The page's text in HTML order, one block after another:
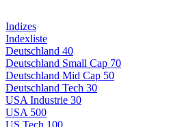
Indizes
Indexliste
Deutschland 40
Deutschland Small Cap 70
Deutschland Mid Cap 50
Deutschland Tech 30
USA Industrie 30
USA 500
US Tech 100